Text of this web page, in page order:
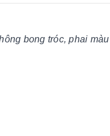
bong tróc, phai màu